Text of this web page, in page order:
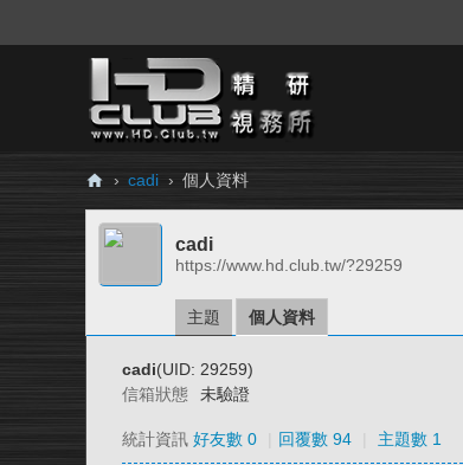
H
Cl
› cadi › 個人資料
cadi
https://www.hd.club.tw/?29259
主題 個人資料
cadi(UID: 29259)
信箱狀態
未驗證
統計資訊 好友數 0 回覆數 94 主題數 1